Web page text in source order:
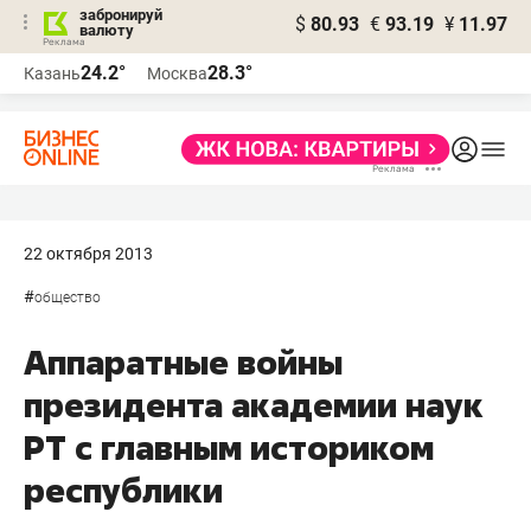
забронируй
валюту
$ 80.93 € 93.19 ¥ 11.97
Казань24.2° Москва28.3°
22 октября 2013
#общество
Аппаратные войны
президента академии наук
РТ с главным историком
республики